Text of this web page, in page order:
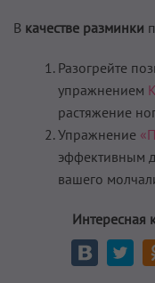
В качестве разминки
Разогрейте
упражнением
растяжение
Упражнение
эффективным
вашего
Интересная